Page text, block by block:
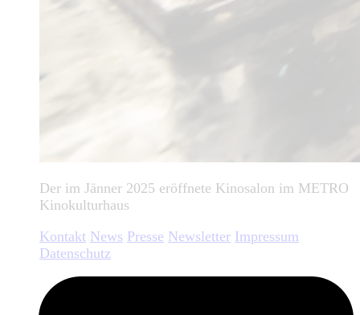
Der im Jänner 2025 eröffnete Kinosalon im METRO
Kinokulturhaus
Kontakt News Presse Newsletter Impressum
Datenschutz